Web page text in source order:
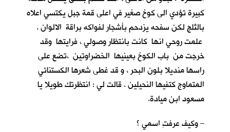
كبيرة تؤدي الى كوخ صغير في اعلى قمة جبل يكتسي اعلاه
بالثلج لكن سفحه يزدحم بأشجار لفواكه براقة الالوان .
علمت روحي انها كانت بانتظار وصولي ، فرايتها وقد
خرجت من باب الكوخ بعينيها الخضراوتين ،تضع على
راسها منديلا بلون البحر ، و قد غطى شعرها الكستنائي
المتماوج كتفيها النحيلين . قالت لي : انتظرتك طويلا يا
مسعود ابن ميادة.
– وكيف عرفتِ اسمي ؟